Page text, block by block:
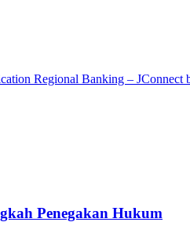
Penegakan Hukum